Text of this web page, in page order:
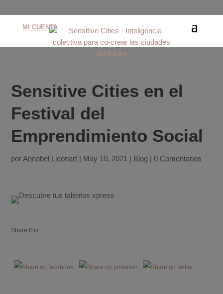
MI CUENTA
Sensitive Cities en el
Festival del
Emprendimiento Social
porAnnabel Lleonart | May 10, 2021 | Blog |0 Comentarios
Share this...